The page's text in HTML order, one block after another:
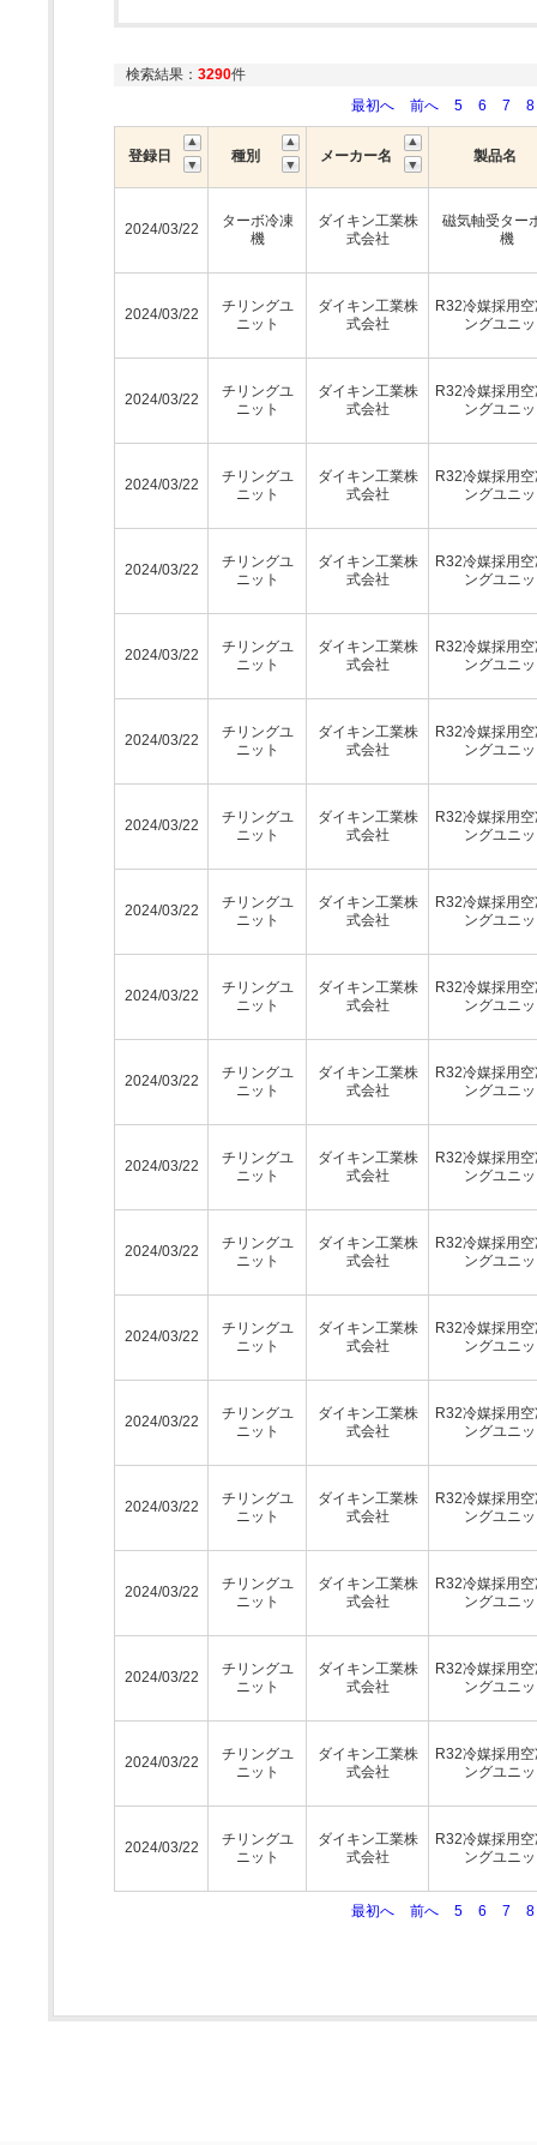
検索結果： 3290件
最初へ
前へ 5 6 7 8
登録日 種別 メーカー名 製品名
2024/03/22
ターボ冷凍
機
ダイキン工業株
式会社
磁気軸受ター
機
2024/03/22
チリングユ
ニット
ダイキン工業株
式会社
R32冷媒採用
ングユニ
2024/03/22
チリングユ
ニット
ダイキン工業株
式会社
R32冷媒採用
ングユニ
2024/03/22
チリングユ
ニット
ダイキン工業株
式会社
R32冷媒採用
ングユニ
2024/03/22
チリングユ
ニット
ダイキン工業株
式会社
R32冷媒採用
ングユニ
2024/03/22
チリングユ
ニット
ダイキン工業株
式会社
R32冷媒採用
ングユニ
2024/03/22
チリングユ
ニット
ダイキン工業株
式会社
R32冷媒採用
ングユニ
2024/03/22
チリングユ
ニット
ダイキン工業株
式会社
R32冷媒採用
ングユニ
2024/03/22
チリングユ
ニット
ダイキン工業株
式会社
R32冷媒採用
ングユニ
2024/03/22
チリングユ
ニット
ダイキン工業株
式会社
R32冷媒採用
ングユニ
2024/03/22
チリングユ
ニット
ダイキン工業株
式会社
R32冷媒採用
ングユニ
2024/03/22
チリングユ
ニット
ダイキン工業株
式会社
R32冷媒採用
ングユニ
2024/03/22
チリングユ
ニット
ダイキン工業株
式会社
R32冷媒採用
ングユニ
2024/03/22
チリングユ
ニット
ダイキン工業株
式会社
R32冷媒採用
ングユニ
2024/03/22
チリングユ
ニット
ダイキン工業株
式会社
R32冷媒採用
ングユニ
2024/03/22
チリングユ
ニット
ダイキン工業株
式会社
R32冷媒採用
ングユニ
2024/03/22
チリングユ
ニット
ダイキン工業株
式会社
R32冷媒採用
ングユニ
2024/03/22
チリングユ
ニット
ダイキン工業株
式会社
R32冷媒採用
ングユニ
2024/03/22
チリングユ
ニット
ダイキン工業株
式会社
R32冷媒採用
ングユニ
2024/03/22
チリングユ
ニット
ダイキン工業株
式会社
R32冷媒採用
ングユニ
最初へ 前へ 5 6 7 8